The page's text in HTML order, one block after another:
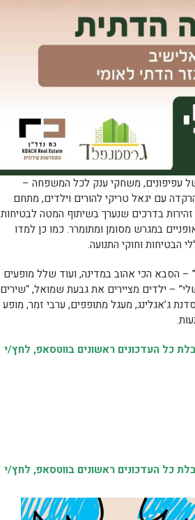
של עפיפונים, משחקי ענק לכל המשפחה –
עם יגאל טריקי להורים וילדים, מתחם
זהירות בדרכים שנערך בשיתוף המטה לבטיחות
במגרש מסומן ומתומרר. כמו כן למדו
הבטיחות וחוקי התנועה.
הסבא הכי אהוב במדינה, ועוד שלל מופעים
– ילדים מציירים את גבעת שמואל, “שירים
61 שנה של שירי ילדים, סדנת ג’אגלינג, מעגל מתופפים, ערבי זמר, מופע
כל העדכונים ראשונים בווטסאפ, לחץ/י
כל העדכונים ראשונים בווטסאפ, לחץ/י